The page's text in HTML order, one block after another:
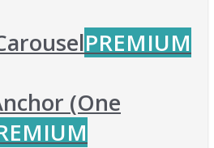
PREMIUM
(One